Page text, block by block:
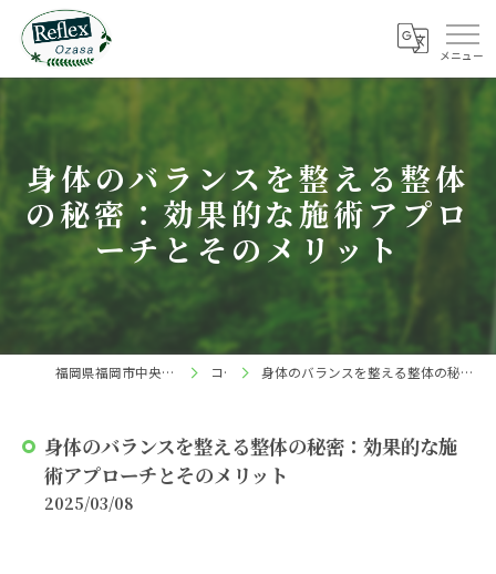
身体のバランスを整える整体
の秘密：効果的な施術アプロ
ーチとそのメリット
福岡県福岡市中央区の整体ならReflex 小笹店 コラム 身体のバランスを整える整体の秘密：効果的な施術アプローチとそのメリット
身体のバランスを整える整体の秘密：効果的な施
術アプローチとそのメリット
2025/03/08